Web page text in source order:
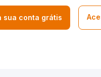
sua conta grátis